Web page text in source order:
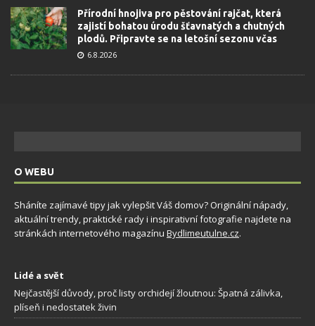
Přírodní hnojiva pro pěstování rajčat, která
zajistí bohatou úrodu šťavnatých a chutných
plodů. Připravte se na letošní sezonu včas
6.8.2026
O WEBU
Sháníte zajímavé tipy jak vylepšit Váš domov? Originální nápady,
aktuální trendy, praktické rady i inspirativní fotografie najdete na
stránkách internetového magazínu Bydlimeutulne.cz.
Lidé a svět
Nejčastější důvody, proč listy orchidejí žloutnou: Špatná zálivka,
plíseň i nedostatek živin